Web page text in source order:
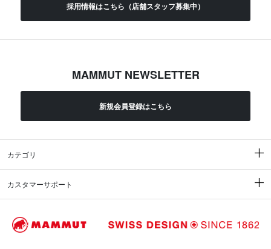
採用情報はこちら（店舗スタッフ募集中）
MAMMUT NEWSLETTER
新規会員登録はこちら
カテゴリ
カスタマーサポート